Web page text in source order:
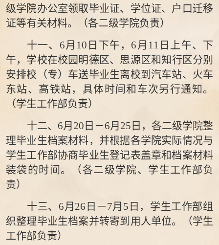
级学院办公室领取毕业证、学位证、户口迁移
证等有关材料。（各二级学院负责）
十一、 6月 10 日下午， 6月 11 日上午、下
午，学校在校园 明德区、 思源区和知行区分别
安排校（专）车送毕业生离校到汽车站、火车
东站、高铁站，具体时间和车次另行通知。
（学生工作部负责）
十二、 6月 20 日 －6月 25 日，各二级学院整
理毕业生档案材料， 并根据各学院实际情况与
学生工作部协商毕业生登记表盖章和档案材料
装袋的时间。（各二级学院、 学生工作部负
责）
十三、 6月 26 日 －7月 5 日，学生工作部组
织整理毕业生档案并转寄到用人单位。（学生
工作部负责）